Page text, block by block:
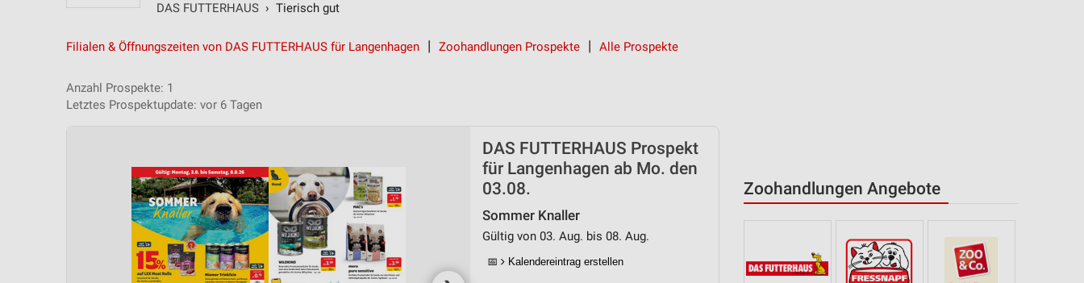
Zoohandlungen Angebote
DAS FUTTERHAUS › Tierisch gut
Filialen & Öffnungszeiten von DAS FUTTERHAUS für Langenhagen Zoohandlungen Prospekte Alle Prospekte
Anzahl Prospekte: 1
Letztes Prospektupdate: vor 6 Tagen
DAS FUTTERHAUS Prospekt
für Langenhagen ab Mo. den
03.08.
Sommer Knaller
Gültig von 03. Aug. bis 08. Aug.
📅 Kalendereintrag erstellen